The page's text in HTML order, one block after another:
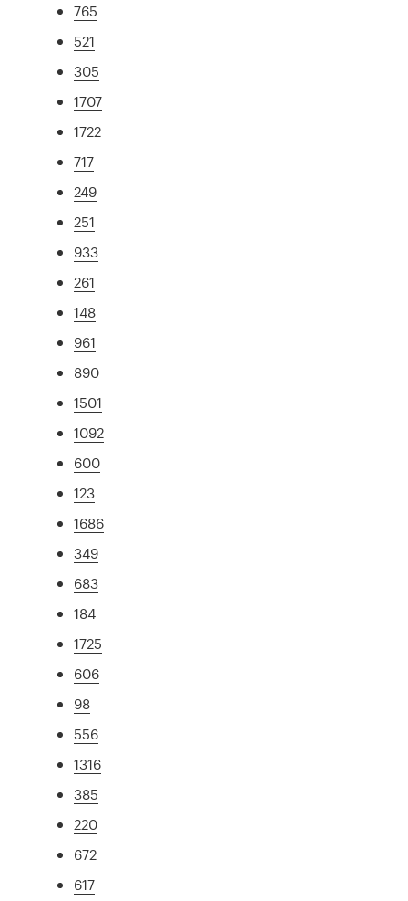
765
521
305
1707
1722
717
249
251
933
261
148
961
890
1501
1092
600
123
1686
349
683
184
1725
606
98
556
1316
385
220
672
617